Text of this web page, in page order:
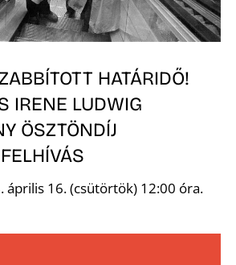
HATÁRIDŐ!
IRENE LUDWIG
ÖSZTÖNDÍJ
április 16. (csütörtök) 12:00 óra.